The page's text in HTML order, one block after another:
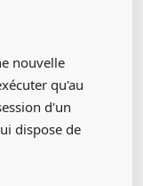
nouvelle
qu'au
d'un
dispose de